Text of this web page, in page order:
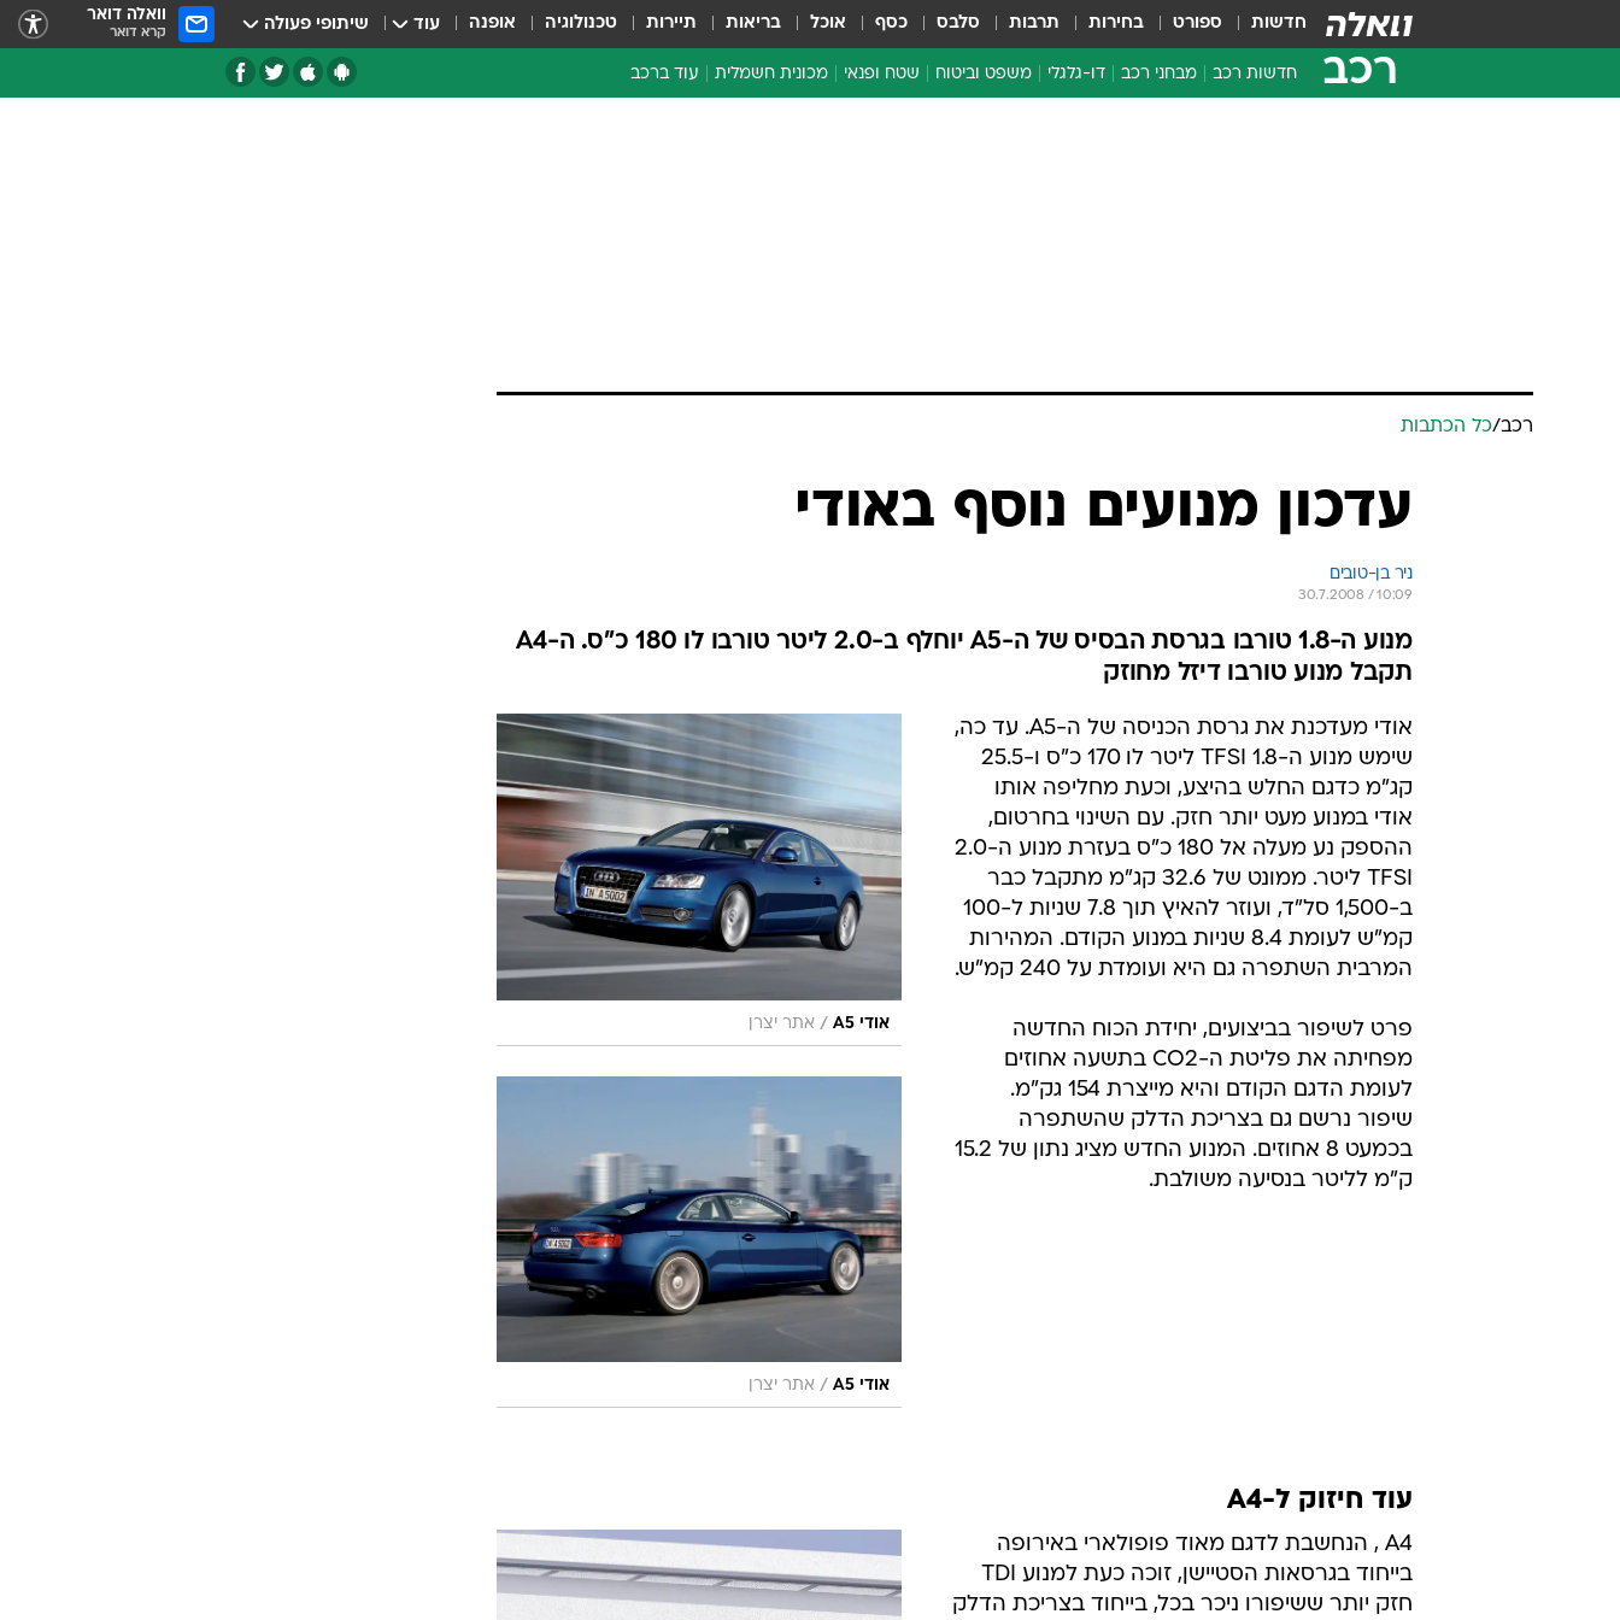
חדשות ספורט בחירות תרבות סלבס כסף אוכל בריאות תיירות טכנולוגיה אופנה עוד שיתופי פעולה וואלה דואר
קרא דואר
רכב חדשות רכב מבחני רכב דו-גלגלי משפט וביטוח שטח ופנאי מכונית חשמלית עוד ברכב
פוטו רצח
טוטאלוס
כתבו לנו
אביזרים לרכב
רכב/כל הכתבות
עדכון מנועים נוסף באודי
ניר בן-טובים
30.7.2008 / 10:09
מנוע ה-1.8 טורבו בגרסת הבסיס של ה-A5 יוחלף ב-2.0 ליטר טורבו לו 180 כ"ס. ה-A4
תקבל מנוע טורבו דיזל מחוזק
אודי A5 / אתר יצרן
אודי A5 / אתר יצרן
אודי מעדכנת את גרסת הכניסה של ה-A5. עד כה,
שימש מנוע ה-1.8 TFSI ליטר לו 170 כ"ס ו-25.5
קג"מ כדגם החלש בהיצע, וכעת מחליפה אותו
אודי במנוע מעט יותר חזק. עם השינוי בחרטום,
ההספק נע מעלה אל 180 כ"ס בעזרת מנוע ה-2.0
TFSI ליטר. ממונט של 32.6 קג"מ מתקבל כבר
ב-1,500 סל"ד, ועוזר להאיץ תוך 7.8 שניות ל-100
קמ"ש לעומת 8.4 שניות במנוע הקודם. המהירות
המרבית השתפרה גם היא ועומדת על 240 קמ"ש.
פרט לשיפור בביצועים, יחידת הכוח החדשה
מפחיתה את פליטת ה-CO2 בתשעה אחוזים
לעומת הדגם הקודם והיא מייצרת 154 גק"מ.
שיפור נרשם גם בצריכת הדלק שהשתפרה
בכמעט 8 אחוזים. המנוע החדש מציג נתון של 15.2
ק"מ לליטר בנסיעה משולבת.
עוד חיזוק ל-A4
A4 , הנחשבת לדגם מאוד פופולארי באירופה
בייחוד בגרסאות הסטיישן, זוכה כעת למנוע TDI
חזק יותר ששיפורו ניכר בכל, בייחוד בצריכת הדלק